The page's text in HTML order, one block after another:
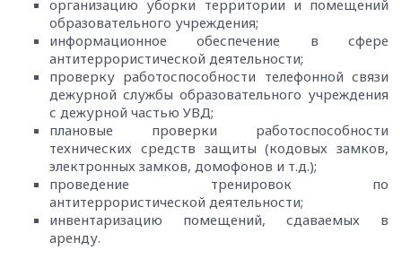
организацию уборки территории и помещений
образовательного учреждения;
информационное обеспечение в сфере
антитеррористической деятельности;
проверку работоспособности телефонной связи
дежурной службы образовательного учреждения
с дежурной частью УВД;
плановые проверки работоспособности
технических средств защиты (кодовых замков,
электронных замков, домофонов и т.д.);
проведение тренировок по
антитеррористической деятельности;
инвентаризацию помещений, сдаваемых в
аренду.